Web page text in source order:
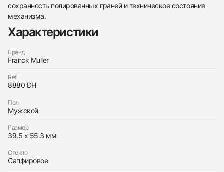
438
285
145
142
205
204
195
150
6
сохранность полированных граней и техническое состояние
механизма.
Характеристики
Бренд
Franck Muller
Ref
8880 DH
Пол
Мужской
Размер
39.5 х 55.3 мм
Стекло
Сапфировое
Заказать эти часы
с вами
Franck Muller
Трейд-ин часов
с вами
Хорошее